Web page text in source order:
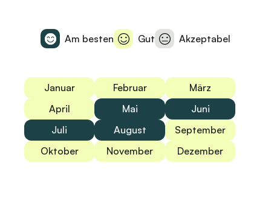
Am besten Gut Akzeptabel
Januar Februar
März
April
Mai
Juni
Juli
August
September
Oktober
November Dezember